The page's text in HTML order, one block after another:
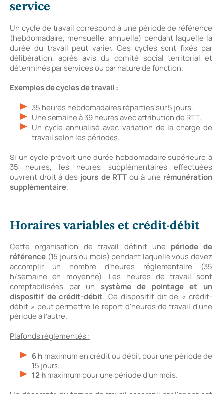
service
Un cycle de travail correspond à une période de référence
(hebdomadaire, mensuelle, annuelle) pendant laquelle la
durée du travail peut varier. Ces cycles sont fixés par
délibération, après avis du comité social territorial et
déterminés par services ou par nature de fonction.
Exemples de cycles de travail :
35 heures hebdomadaires réparties sur 5 jours.
Une semaine à 39 heures avec attribution de RTT.
Un cycle annualisé avec variation de la charge de
travail selon les périodes.
Si un cycle prévoit une durée hebdomadaire supérieure à
35 heures, les heures supplémentaires effectuées
ouvrent droit à des jours de RTT ou à une rémunération
supplémentaire.
Horaires variables et crédit-débit
Cette organisation de travail définit une période de
référence (15 jours ou mois) pendant laquelle vous devez
accomplir un nombre d’heures réglementaire (35
h/semaine en moyenne). Les heures de travail sont
comptabilisées par un système de pointage et un
dispositif de crédit-débit. Ce dispositif dit de « crédit-
débit » peut permettre le report d'heures de travail d'une
période à l'autre.
Plafonds réglementés :
6 h maximum en crédit ou débit pour une période de
15 jours.
12 hmaximum pour une période d’un mois.